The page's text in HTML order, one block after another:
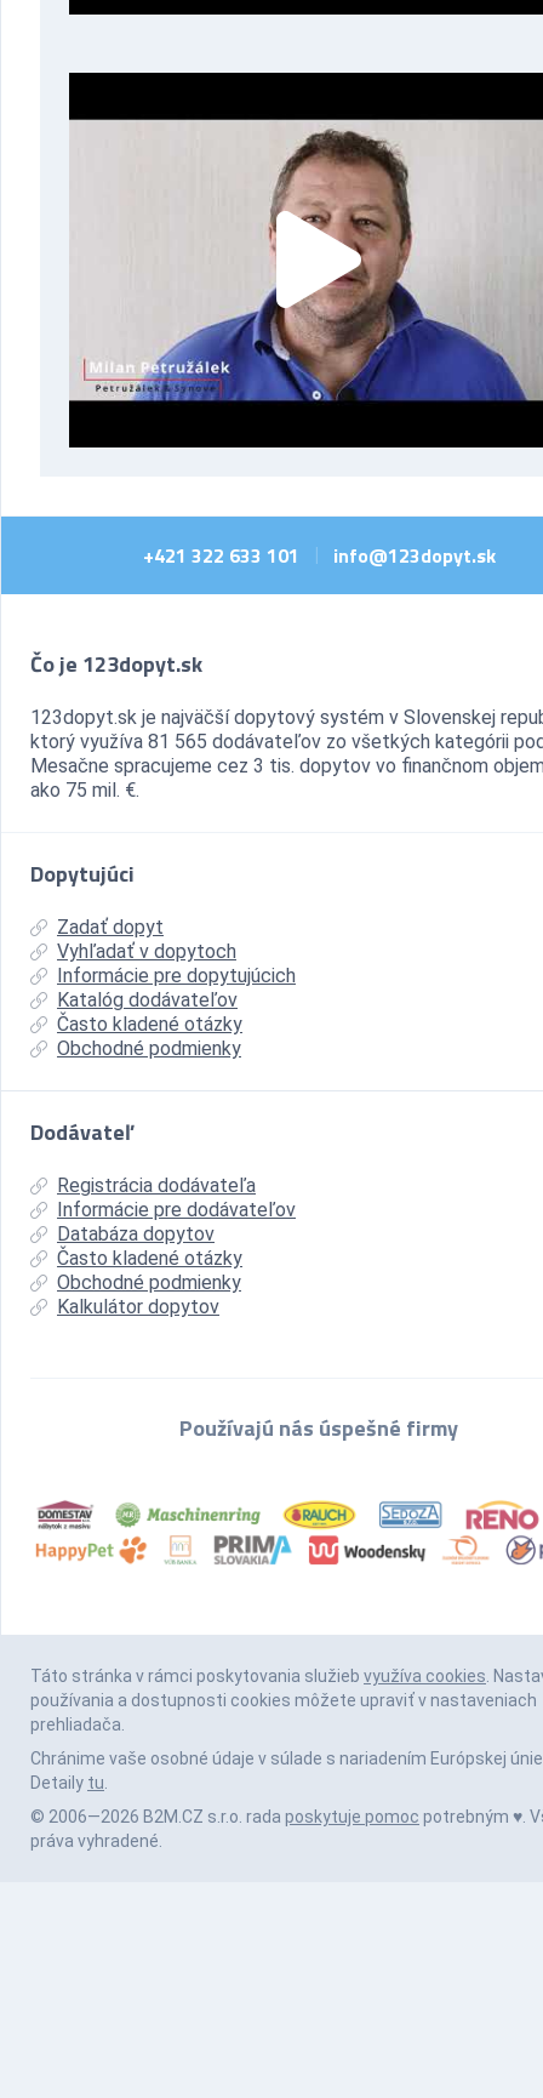
+421 322 633 101 info@123dopyt.sk
Čo je 123dopyt.sk
123dopyt.sk je najväčší dopytový systém v Slovenskej
ktorý využíva 81 565 dodávateľov zo všetkých kategórii
Mesačne spracujeme cez 3 tis. dopytov vo finančnom
ako 75 mil. €.
Dopytujúci
Zadať dopyt
Vyhľadať v dopytoch
Informácie pre dopytujúcich
Katalóg dodávateľov
Často kladené otázky
Obchodné podmienky
Dodávateľ
Registrácia dodávateľa
Informácie pre dodávateľov
Databáza dopytov
Často kladené otázky
Obchodné podmienky
Kalkulátor dopytov
Používajú nás úspešné firmy
Táto stránka v rámci poskytovania služieb využíva cookies.
používania a dostupnosti cookies môžete upraviť v nastaveniach
prehliadača.
Chránime vaše osobné údaje v súlade s nariadením Európskej únie
Detaily tu.
© 2006—2026 B2M.CZ s.r.o. rada poskytuje pomoc potrebným ♥️.
práva vyhradené.